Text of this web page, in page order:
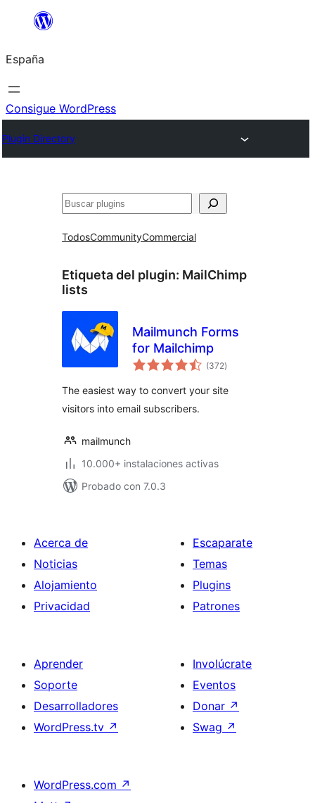
Saltar
contenido
España
Consigue WordPress
Plugin Directory
Buscar
TodosCommunityCommercial
Etiqueta del plugin: MailChimp
lists
Mailmunch Forms
for Mailchimp
(372valoraciones
en
)
The easiest way to convert your site
visitors into email subscribers.
mailmunch
10.000+ instalaciones activas
Probado con 7.0.3
Acerca de
Noticias
Alojamiento
Privacidad
Escaparate
Temas
Plugins
Patrones
Aprender
Soporte
Desarrolladores
WordPress.tv ↗
Involúcrate
Eventos
Donar ↗
Swag ↗
WordPress.com ↗